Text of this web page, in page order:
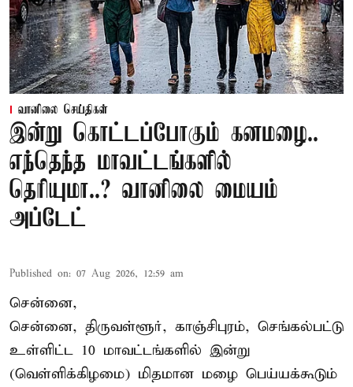
வானிலை செய்திகள்
இன்று கொட்டப்போகும் கனமழை..
எந்தெந்த மாவட்டங்களில்
தெரியுமா..? வானிலை மையம்
அப்டேட்
Published on: 07 Aug 2026, 12:59 am
சென்னை,
சென்னை, திருவள்ளூர், காஞ்சிபுரம், செங்கல்பட்டு
உள்ளிட்ட 10 மாவட்டங்களில் இன்று
(வெள்ளிக்கிழமை) மிதமான மழை பெய்யக்கூடும்